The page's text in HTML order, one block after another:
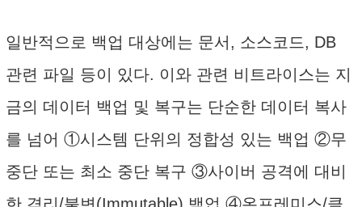
일반적으로 백업 대상에는 문서, 소스코드, DB
관련 파일 등이 있다. 이와 관련 비트라이스는 지
금의 데이터 백업 및 복구는 단순한 데이터 복사
를 넘어 ①시스템 단위의 정합성 있는 백업 ②무
중단 또는 최소 중단 복구 ③사이버 공격에 대비